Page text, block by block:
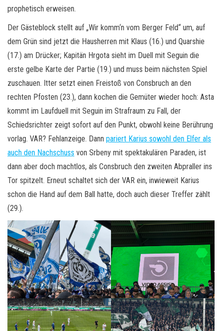
prophetisch erweisen.
Der Gästeblock stellt auf „Wir komm‘n vom Berger Feld“ um, auf
dem Grün sind jetzt die Hausherren mit Klaus (16.) und Quarshie
(17.) am Drücker; Kapitän Hrgota sieht im Duell mit Seguin die
erste gelbe Karte der Partie (19.) und muss beim nächsten Spiel
zuschauen. Itter setzt einen Freistoß von Consbruch an den
rechten Pfosten (23.), dann kochen die Gemüter wieder hoch: Asta
kommt im Laufduell mit Seguin im Strafraum zu Fall, der
Schiedsrichter zeigt sofort auf den Punkt, obwohl keine Berührung
vorlag. VAR? Fehlanzeige. Dann pariert Karius sowohl den Elfer als
auch den Nachschuss von Srbeny mit spektakulären Paraden, ist
dann aber doch machtlos, als Consbruch den zweiten Abpraller ins
Tor spitzelt. Erneut schaltet sich der VAR ein, inwieweit Karius
schon die Hand auf dem Ball hatte, doch auch dieser Treffer zählt
(29.).